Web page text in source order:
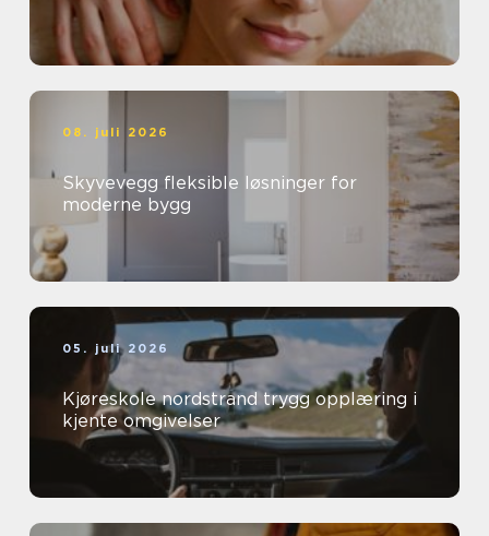
08. juli 2026
Skyvevegg fleksible løsninger for
moderne bygg
05. juli 2026
Kjøreskole nordstrand trygg opplæring i
kjente omgivelser